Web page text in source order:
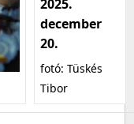
2025.
december
20.
fotó: Tüskés
Tibor